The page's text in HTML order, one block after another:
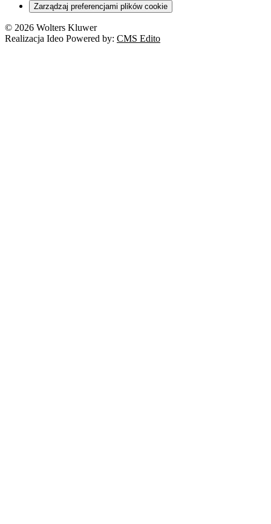
Zarządzaj preferencjami plików cookie
© 2026 Wolters Kluwer
Realizacja Ideo Powered by: CMS Edito